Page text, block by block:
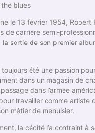
the blues
le 13 février 1954,
de carrière semi-
sortie de son premier
toujours été une passion
dans un magasin de
dans l’armée
travailler comme artiste
métier de menuisier.
la cécité l’a contraint à